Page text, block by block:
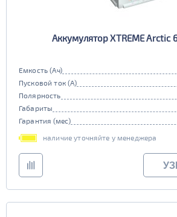
Аккумулятор XTREME Arctic
Емкость (Ач)
Пусковой ток (А)
Полярность
Габариты
Гарантия (мес)
наличие уточняйте у менеджера